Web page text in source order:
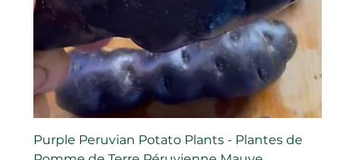
Purple Peruvian Potato Plants - Plantes de